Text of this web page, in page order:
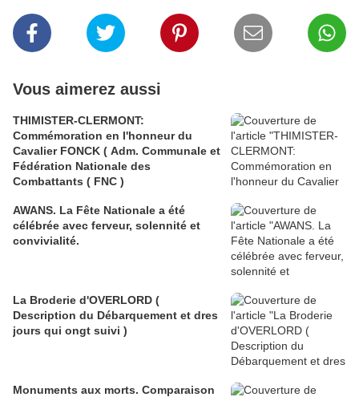
Vous aimerez aussi
THIMISTER-CLERMONT:
Commémoration en l'honneur du
Cavalier FONCK ( Adm. Communale et
Fédération Nationale des
Combattants ( FNC )
AWANS. La Fête Nationale a été
célébrée avec ferveur, solennité et
convivialité.
La Broderie d'OVERLORD (
Description du Débarquement et dres
jours qui ongt suivi )
Monuments aux morts. Comparaison